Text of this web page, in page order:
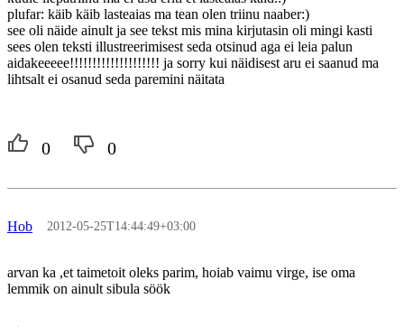
plufar: käib käib lasteaias ma tean olen triinu naaber:)
see oli näide ainult ja see tekst mis mina kirjutasin oli mingi kasti
sees olen teksti illustreerimisest seda otsinud aga ei leia palun
aidakeeeee!!!!!!!!!!!!!!!!!!!! ja sorry kui näidisest aru ei saanud ma
lihtsalt ei osanud seda paremini näitata
0 0
Hob 2012-05-25T14:44:49+03:00
arvan ka ,et taimetoit oleks parim, hoiab vaimu virge, ise oma
lemmik on ainult sibula söök